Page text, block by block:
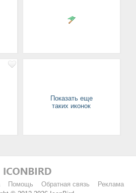
Показать еще
таких иконок
Помощь Обратная связь
Реклама